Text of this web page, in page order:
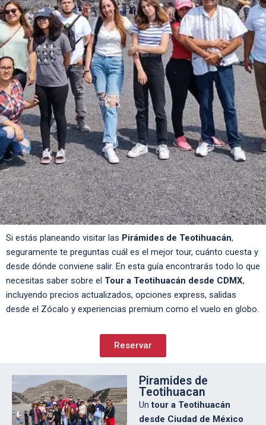
Si estás planeando visitar las Pirámides de Teotihuacán,
seguramente te preguntas cuál es el mejor tour, cuánto cuesta y
desde dónde conviene salir. En esta guía encontrarás todo lo que
necesitas saber sobre el Tour a Teotihuacán desde CDMX,
incluyendo precios actualizados, opciones express, salidas
desde el Zócalo y experiencias premium como el vuelo en globo.
Reservar
Piramides de
Teotihuacan
Untour a Teotihuacán
desde Ciudad de México